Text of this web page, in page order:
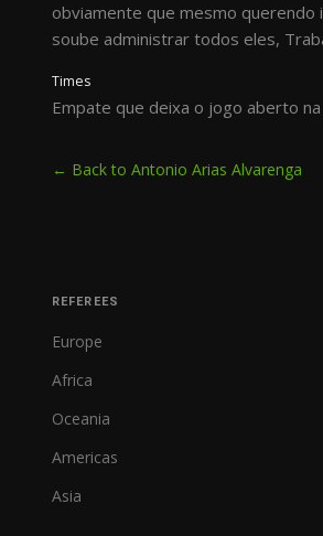
obviamente que mesmo querendo
soube administrar todos eles,
Times
Empate que deixa o jogo aberto
← Back to Antonio Arias Alvarenga
REFEREES
Europe
Africa
Oceania
Americas
Asia